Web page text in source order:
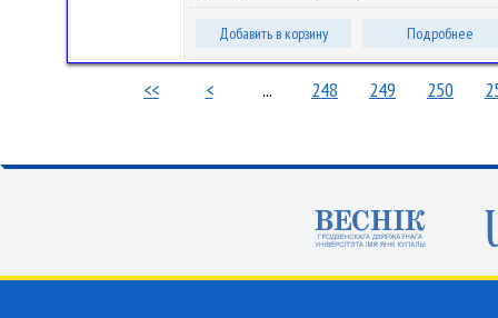
Добавить в корзину Подробнее
<< < ... 248 249 250